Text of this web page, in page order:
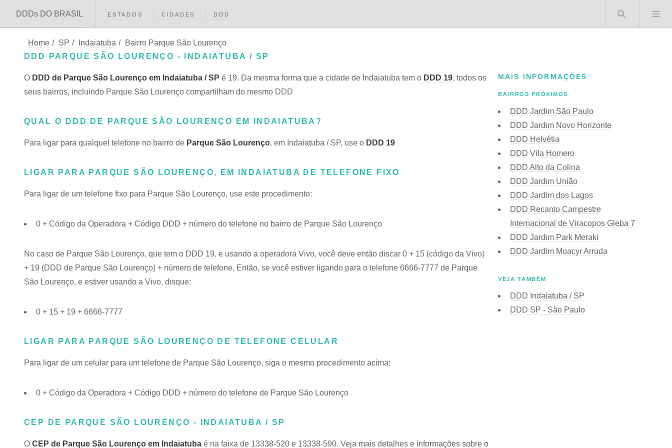
DDDs DO BRASIL ESTADOS CIDADES DDD Buscar
Home / SP / Indaiatuba /
Bairro Parque São Lourenço
DDD PARQUE SÃO LOURENÇO - INDAIATUBA / SP
O DDD de Parque São Lourenço em Indaiatuba / SP é 19. Da mesma forma que a cidade de Indaiatuba tem o DDD 19, todos os
seus bairros, incluindo Parque São Lourenço compartilham do mesmo DDD
QUAL O DDD DE PARQUE SÃO LOURENÇO EM INDAIATUBA?
Para ligar para qualquel telefone no bairro de Parque São Lourenço, em Indaiatuba / SP, use o DDD 19
LIGAR PARA PARQUE SÃO LOURENÇO, EM INDAIATUBA DE TELEFONE FIXO
Para ligar de um telefone fixo para Parque São Lourenço, use este procedimento:
0 + Código da Operadora + Código DDD + número do telefone no bairro de Parque São Lourenço
No caso de Parque São Lourenço, que tem o DDD 19, e usando a operadora Vivo, você deve então discar 0 + 15 (código da Vivo)
+ 19 (DDD de Parque São Lourenço) + número de telefone. Então, se você estiver ligando para o telefone 6666-7777 de Parque
São Lourenço, e estiver usando a Vivo, disque:
0 + 15 + 19 + 6666-7777
LIGAR PARA PARQUE SÃO LOURENÇO DE TELEFONE CELULAR
Para ligar de um celular para um telefone de Parque São Lourenço, siga o mesmo procedimento acima:
0 + Código da Operadora + Código DDD + número do telefone de Parque São Lourenço
CEP DE PARQUE SÃO LOURENÇO - INDAIATUBA / SP
O CEP de Parque São Lourenço em Indaiatuba é na faixa de 13338-520 e 13338-590. Veja mais detalhes e informações sobre o
MAIS INFORMAÇÕES
BAIRROS PRÓXIMOS
DDD Jardim São Paulo
DDD Jardim Novo Horizonte
DDD Helvétia
DDD Vila Homero
DDD Alto da Colina
DDD Jardim União
DDD Jardim dos Lagos
DDD Recanto Campestre
Internacional de Viracopos Gleba 7
DDD Jardim Park Meraki
DDD Jardim Moacyr Arruda
VEJA TAMBÉM
DDD Indaiatuba / SP
DDD SP - São Paulo